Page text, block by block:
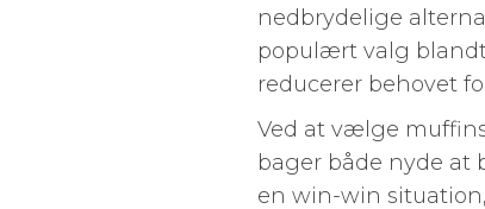
nedbrydelige
populært valg
reducerer behovet
Ved at vælge
bager både nyde
en win-win